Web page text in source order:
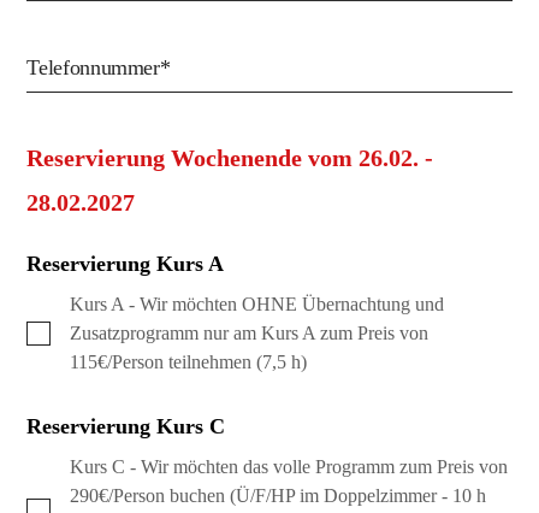
Reservierung Wochenende vom 26.02. -
28.02.2027
Reservierung Kurs A
Kurs A - Wir möchten OHNE Übernachtung und
Zusatzprogramm nur am Kurs A zum Preis von
115€/Person teilnehmen (7,5 h)
Reservierung Kurs C
Kurs C - Wir möchten das volle Programm zum Preis von
290€/Person buchen (Ü/F/HP im Doppelzimmer - 10 h